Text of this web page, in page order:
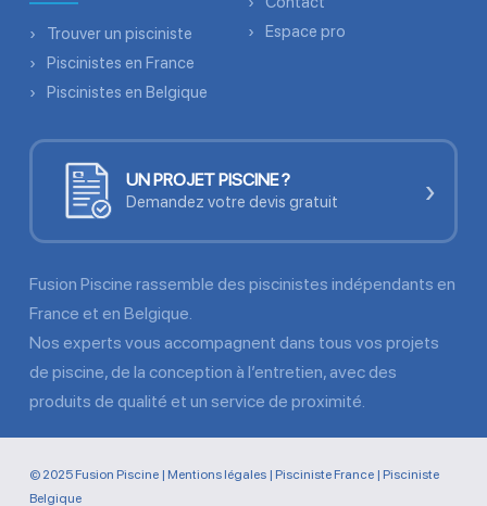
Trouver un pisciniste
Piscinistes en France
Piscinistes en Belgique
Espace pro
UN PROJET PISCINE ?
Demandez votre devis gratuit ›
Fusion Piscine rassemble des piscinistes indépendants en
France et en Belgique.
Nos experts vous accompagnent dans tous vos projets
de piscine, de la conception à l’entretien, avec des
produits de qualité et un service de proximité.
© 2025 Fusion Piscine | Mentions légales| Pisciniste France| Pisciniste
Belgique